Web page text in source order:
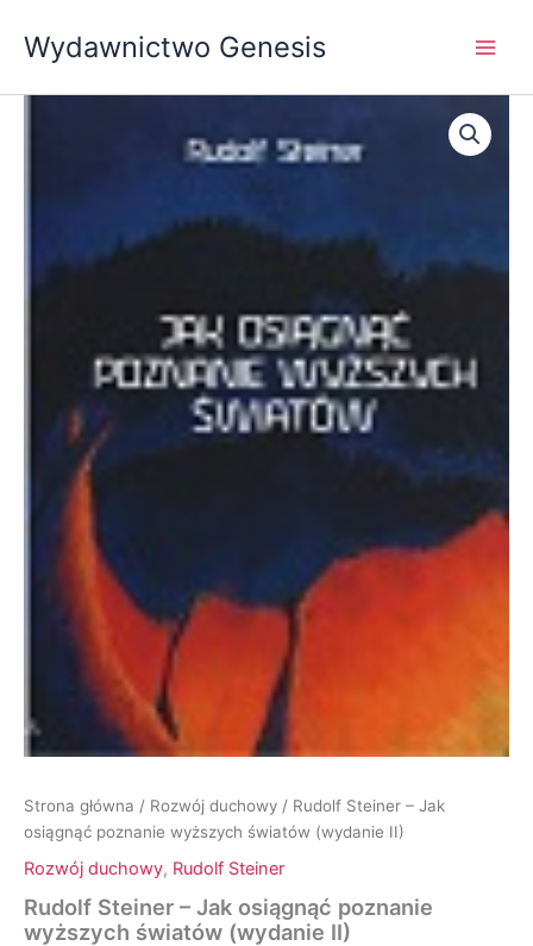
Wydawnictwo Genesis
Strona główna / Rozwój duchowy / Rudolf Steiner – Jak
osiągnąć poznanie wyższych światów (wydanie II)
Rozwój duchowy, Rudolf Steiner
Rudolf Steiner – Jak osiągnąć poznanie
wyższych światów (wydanie II)